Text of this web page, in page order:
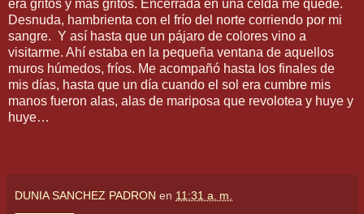
era gritos y más gritos. Encerrada en una celda me quedé.
Desnuda, hambrienta con el frío del norte corriendo por mi
sangre. Y así hasta que un pájaro de colores vino a
visitarme. Ahí estaba en la pequeña ventana de aquellos
muros húmedos, fríos. Me acompañó hasta los finales de
mis días, hasta que un día cuando el sol era cumbre mis
manos fueron alas, alas de mariposa que revolotea y huye y
huye…
DUNIA SANCHEZ PADRON en 11:31 a. m.